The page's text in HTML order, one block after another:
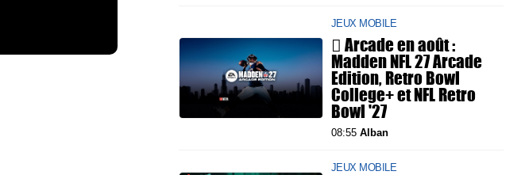
JEUX MOBILE
 Arcade en août :
Madden NFL 27 Arcade
Edition, Retro Bowl
College+ et NFL Retro
Bowl '27
08:55 Alban
JEUX MOBILE